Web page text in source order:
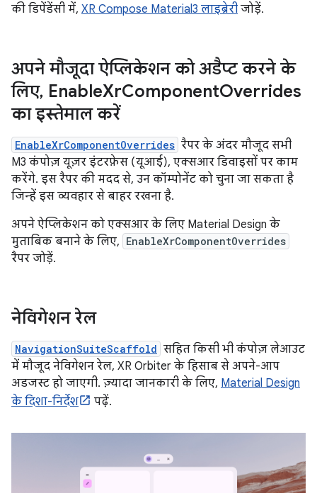
की डिपेंडेंसी में, XR Compose Material3 लाइब्रेरी जोड़ें.
अपने मौजूदा ऐप्लिकेशन को अडैप्ट करने के
लिए, EnableXrComponentOverrides
का इस्तेमाल करें
EnableXrComponentOverrides रैपर के अंदर मौजूद सभी
M3 कंपोज़ यूज़र इंटरफ़ेस (यूआई), एक्सआर डिवाइसों पर काम
करेंगे. इस रैपर की मदद से, उन कॉम्पोनेंट को चुना जा सकता है
जिन्हें इस व्यवहार से बाहर रखना है.
अपने ऐप्लिकेशन को एक्सआर के लिए Material Design के
मुताबिक बनाने के लिए, EnableXrComponentOverrides
रैपर जोड़ें.
नेविगेशन रेल
NavigationSuiteScaffold सहित किसी भी कंपोज़ लेआउट
में मौजूद नेविगेशन रेल, XR Orbiter के हिसाब से अपने-आप
अडजस्ट हो जाएगी. ज़्यादा जानकारी के लिए, Material Design
के दिशा-निर्देश
पढ़ें.